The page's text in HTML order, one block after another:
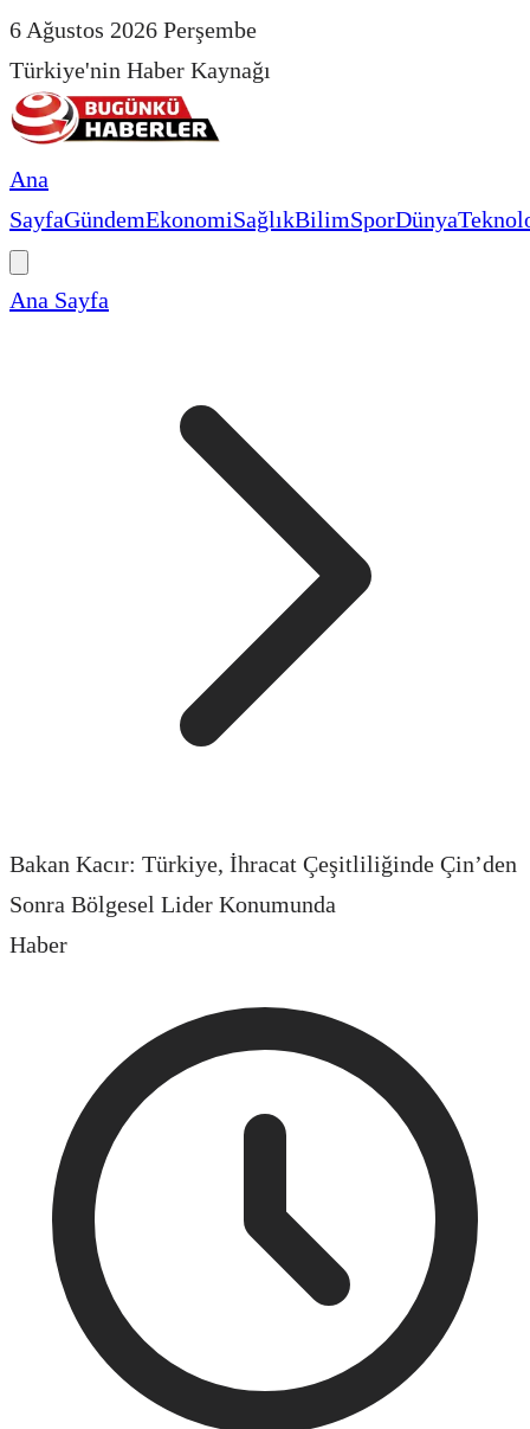
6 Ağustos 2026 Perşembe
Türkiye'nin Haber Kaynağı
Ana
SayfaGündemEkonomiSağlıkBilimSporDünya
Ana Sayfa
Bakan Kacır: Türkiye, İhracat Çeşitliliğinde Çin’den
Sonra Bölgesel Lider Konumunda
Haber